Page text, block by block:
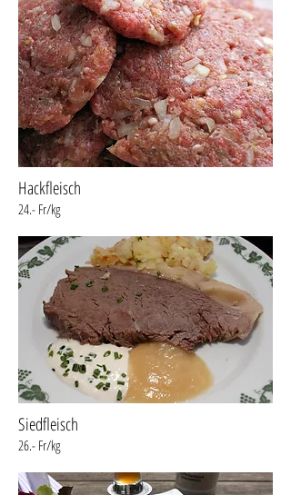
Hackfleisch
24.- Fr/kg
Siedfleisch
26.- Fr/kg